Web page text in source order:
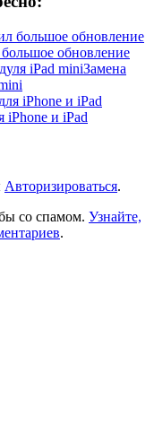
обновление
Замена
iPhone и iPad
Авторизироваться.
со спамом. Узнайте,
.